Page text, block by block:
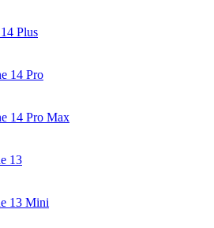
Plus
14 Pro
14 Pro Max
13
13 Mini